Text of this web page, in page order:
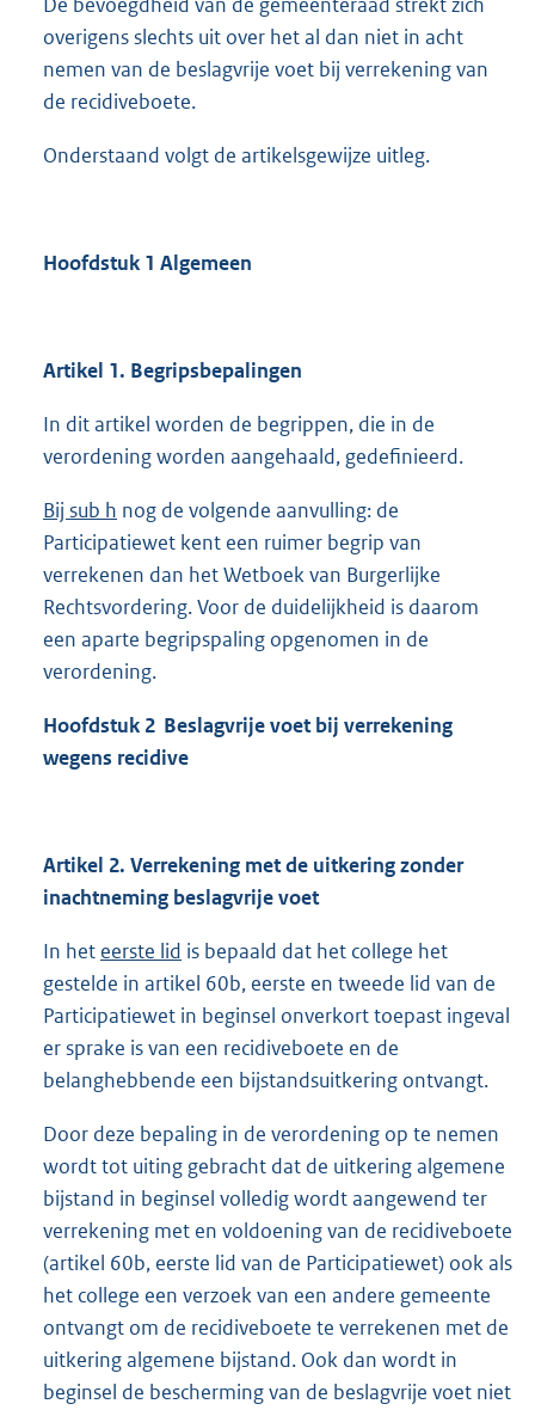
overigens slechts uit over het al dan niet in acht
nemen van de beslagvrije voet bij verrekening van
de recidiveboete.
Onderstaand volgt de artikelsgewijze uitleg.
Hoofdstuk 1 Algemeen
Artikel 1. Begripsbepalingen
In dit artikel worden de begrippen, die in de
verordening worden aangehaald, gedefinieerd.
Bij sub h nog de volgende aanvulling: de
Participatiewet kent een ruimer begrip van
verrekenen dan het Wetboek van Burgerlijke
Rechtsvordering. Voor de duidelijkheid is daarom
een aparte begripspaling opgenomen in de
verordening.
Hoofdstuk 2 Beslagvrije voet bij verrekening
wegens recidive
Artikel 2. Verrekening met de uitkering zonder
inachtneming beslagvrije voet
In het eerste lid is bepaald dat het college het
gestelde in artikel 60b, eerste en tweede lid van de
Participatiewet in beginsel onverkort toepast ingeval
er sprake is van een recidiveboete en de
belanghebbende een bijstandsuitkering ontvangt.
Door deze bepaling in de verordening op te nemen
wordt tot uiting gebracht dat de uitkering algemene
bijstand in beginsel volledig wordt aangewend ter
verrekening met en voldoening van de recidiveboete
(artikel 60b, eerste lid van de Participatiewet) ook als
het college een verzoek van een andere gemeente
ontvangt om de recidiveboete te verrekenen met de
uitkering algemene bijstand. Ook dan wordt in
beginsel de bescherming van de beslagvrije voet niet